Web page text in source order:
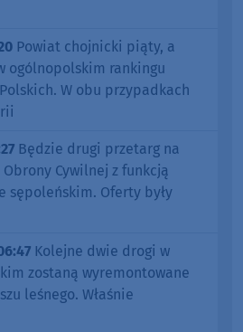
Powiat chojnicki piąty, a
ogólnopolskim rankingu
W obu przypadkach
Będzie drugi przetarg na
Cywilnej z funkcją
sępoleńskim. Oferty były
Kolejne dwie drogi w
zostaną wyremontowane
leśnego. Właśnie